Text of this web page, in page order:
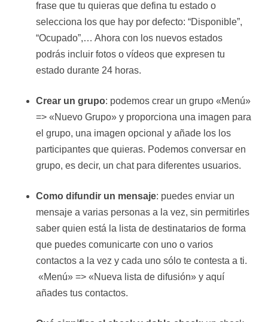
frase que tu quieras que defina tu estado o
selecciona los que hay por defecto: “Disponible”,
“Ocupado”,… Ahora con los nuevos estados
podrás incluir fotos o vídeos que expresen tu
estado durante 24 horas.
Crear un grupo: podemos crear un grupo «Menú»
=> «Nuevo Grupo» y proporciona una imagen para
el grupo, una imagen opcional y añade los los
participantes que quieras. Podemos conversar en
grupo, es decir, un chat para diferentes usuarios.
Como difundir un mensaje: puedes enviar un
mensaje a varias personas a la vez, sin permitirles
saber quien está la lista de destinatarios de forma
que puedes comunicarte con uno o varios
contactos a la vez y cada uno sólo te contesta a ti.
«Menú» => «Nueva lista de difusión» y aquí
añades tus contactos.